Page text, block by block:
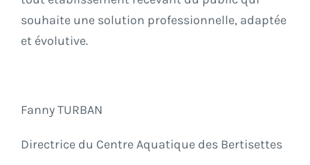
souhaite une solution professionnelle, adaptée
et évolutive.
Fanny TURBAN
Directrice du Centre Aquatique des Bertisettes